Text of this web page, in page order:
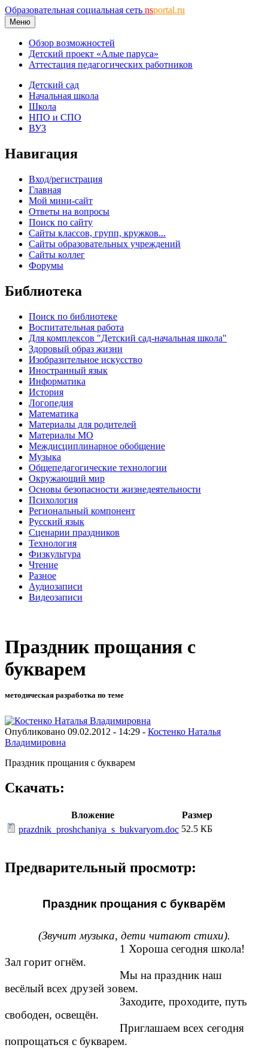
Образовательная социальная сеть nsportal.ru
Меню
Обзор возможностей
Детский проект «Алые паруса»
Аттестация педагогических работников
Детский сад
Начальная школа
Школа
НПО и СПО
ВУЗ
Навигация
Вход/регистрация
Главная
Мой мини-сайт
Ответы на вопросы
Поиск по сайту
Сайты классов, групп, кружков...
Сайты образовательных учреждений
Сайты коллег
Форумы
Библиотека
Поиск по библиотеке
Воспитательная работа
Для комплексов "Детский сад-начальная школа"
Здоровый образ жизни
Изобразительное искусство
Иностранный язык
Информатика
История
Логопедия
Математика
Материалы для родителей
Материалы МО
Междисциплинарное обобщение
Музыка
Общепедагогические технологии
Окружающий мир
Основы безопасности жизнедеятельности
Психология
Региональный компонент
Русский язык
Сценарии праздников
Технология
Физкультура
Чтение
Разное
Аудиозаписи
Видеозаписи
Праздник прощания с
букварем
методическая разработка по теме
Опубликовано 09.02.2012 - 14:29 - Костенко Наталья
Владимировна
Праздник прощания с букварем
Скачать:
Вложение
Размер
prazdnik_proshchaniya_s_bukvaryom.doc 52.5 КБ
Предварительный просмотр:
Праздник прощания с букварём
(Звучит музыка, дети читают стихи).
1 Хороша сегодня школа!
Зал горит огнём.
Мы на праздник наш
весёлый всех друзей зовем.
Заходите, проходите, путь
свободен, освещён.
Приглашаем всех сегодня
попрощаться с букварем.